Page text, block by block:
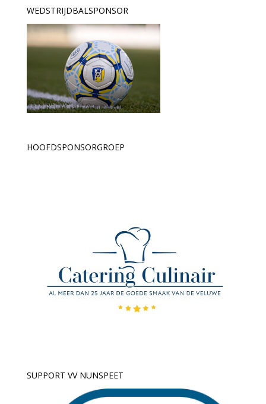
WEDSTRIJDBALSPONSOR
HOOFDSPONSORGROEP
SUPPORT VV NUNSPEET